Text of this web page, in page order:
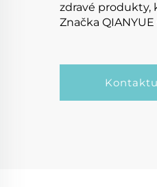
zdravé produkty,
Značka